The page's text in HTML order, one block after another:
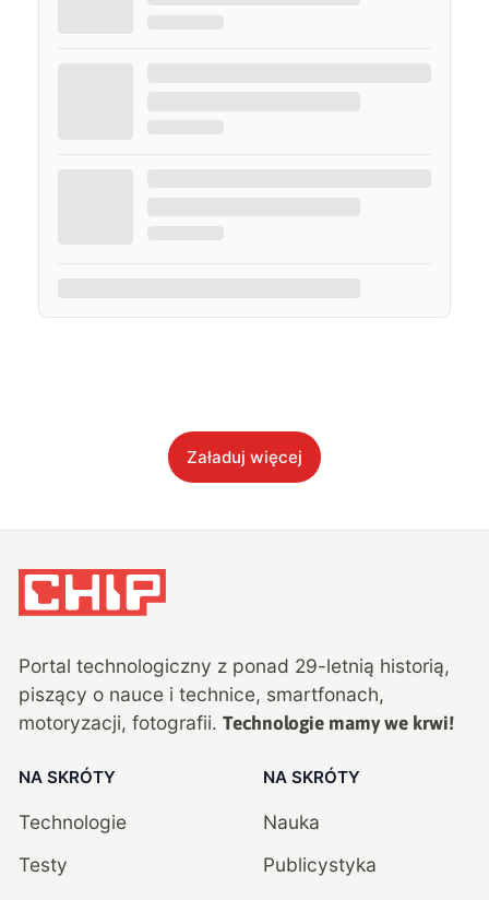
Załaduj więcej
Portal technologiczny z ponad 29-letnią historią,
piszący o nauce i technice, smartfonach,
motoryzacji, fotografii. Technologie mamy we krwi!
NA SKRÓTY
Technologie
Testy
NA SKRÓTY
Nauka
Publicystyka